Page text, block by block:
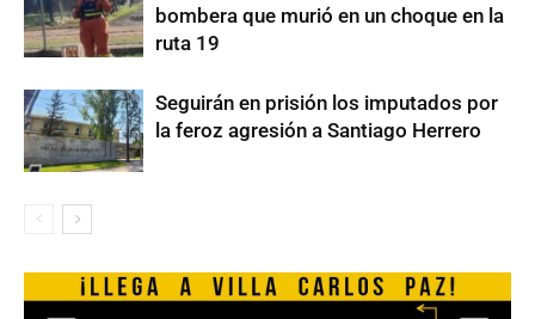
bombera que murió en un choque en la
ruta 19
Seguirán en prisión los imputados por
la feroz agresión a Santiago Herrero